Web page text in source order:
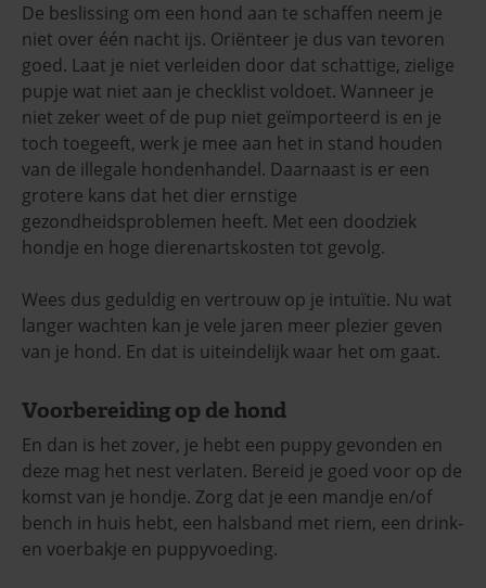
De beslissing om een hond aan te schaffen neem je
niet over één nacht ijs. Oriënteer je dus van tevoren
goed. Laat je niet verleiden door dat schattige, zielige
pupje wat niet aan je checklist voldoet. Wanneer je
niet zeker weet of de pup niet geïmporteerd is en je
toch toegeeft, werk je mee aan het in stand houden
van de illegale hondenhandel. Daarnaast is er een
grotere kans dat het dier ernstige
gezondheidsproblemen heeft. Met een doodziek
hondje en hoge dierenartskosten tot gevolg.
Wees dus geduldig en vertrouw op je intuïtie. Nu wat
langer wachten kan je vele jaren meer plezier geven
van je hond. En dat is uiteindelijk waar het om gaat.
Voorbereiding op de hond
En dan is het zover, je hebt een puppy gevonden en
deze mag het nest verlaten. Bereid je goed voor op de
komst van je hondje. Zorg dat je een mandje en/of
bench in huis hebt, een halsband met riem, een drink-
en voerbakje en puppyvoeding.